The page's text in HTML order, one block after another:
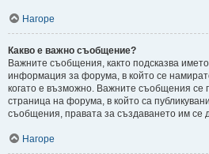
Нагоре
Какво е важно съобщение?
Важните съобщения, както подсказва
информация за форума, в който се
когато е възможно. Важните съобщения се
страница на форума, в който са
съобщения, правата за създаването им се
Нагоре